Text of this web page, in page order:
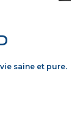
saine et pure.